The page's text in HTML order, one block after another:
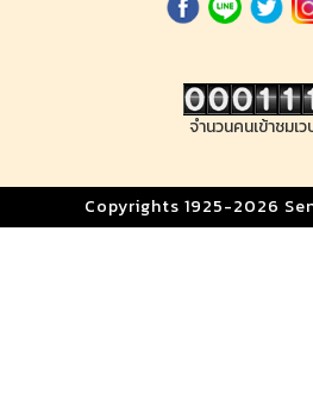
จำนวนคนเข้าชมเ
Copyrights 1925-2026